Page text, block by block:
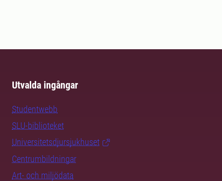
Utvalda ingångar
Studentwebb
SLU-biblioteket
Universitetsdjursjukhuset
Centrumbildningar
Art- och miljödata